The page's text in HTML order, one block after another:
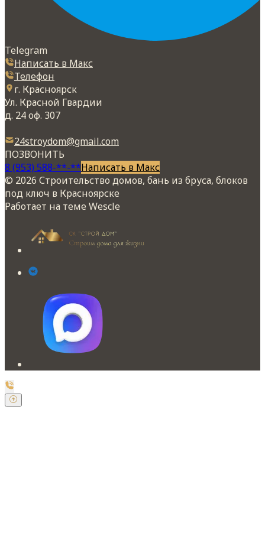
Telegram
Написать в Макс
Телефон
г. Красноярск
Ул. Красной Гвардии
д. 24 оф. 307
24stroydom@gmail.com
ПОЗВОНИТЬ
8 (953) 588-**-**Написать в Макс
© 2026 Строительство домов, бань из бруса, блоков
под ключ в Красноярске
Работает на теме Wescle